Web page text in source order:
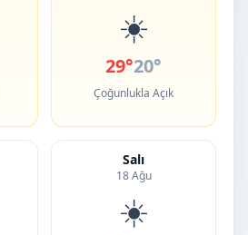
☀️
29°20°
Çoğunlukla Açık
Salı
18 Ağu
☀️